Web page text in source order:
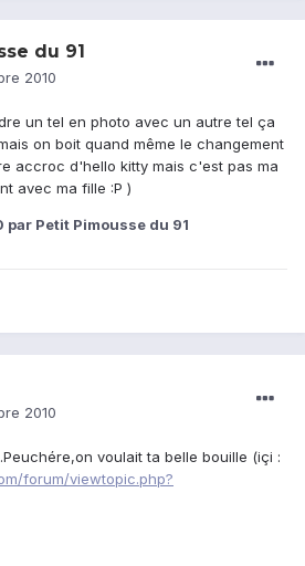
du 91
2010
un tel en photo avec un autre tel ça
on boit quand même le changement
accroc d'hello kitty mais c'est pas ma
avec ma fille :P )
par Petit Pimousse du 91
2010
voulait ta belle bouille (içi :
forum/viewtopic.php?